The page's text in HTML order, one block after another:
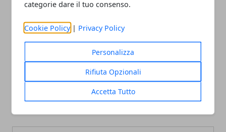
categorie dare il tuo consenso.
Cookie Policy | Privacy Policy
Personalizza
Rifiuta Opzionali
Accetta Tutto
La moneta digitale farà il
suo ingresso anche nella
Borsa svizzera
Cos’è la finanza sostenibile